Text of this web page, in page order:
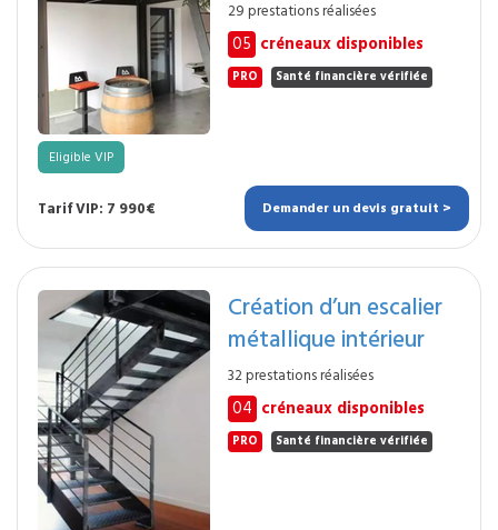
29 prestations réalisées
05 créneaux disponibles
PRO Santé financière vérifiée
Eligible VIP
Tarif VIP: 7 990€ Demander un devis gratuit >
Création d’un escalier
métallique intérieur
32 prestations réalisées
04 créneaux disponibles
PRO Santé financière vérifiée